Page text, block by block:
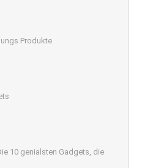
Produkte
10 genialsten Gadgets, die